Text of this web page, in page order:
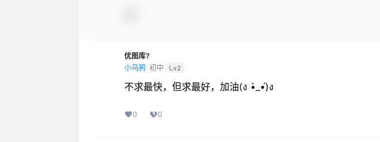
优图库?
小乌鸦 初中 Lv2
不求最快，但求最好，加油(ง •̀_•́)ง
0 0